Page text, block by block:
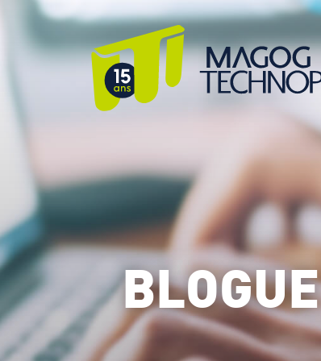
BLOGUE